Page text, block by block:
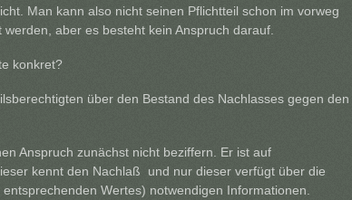
Man kann also nicht seinen Pflichtteil schon im vorweg
aber es besteht kein Anspruch darauf.
konkret?
über den Bestand des Nachlasses gegen den
Anspruch zunächst nicht beziffern. Er ist auf
kennt den Nachlaß und nur dieser verfügt über die
Wertes) notwendigen Informationen.